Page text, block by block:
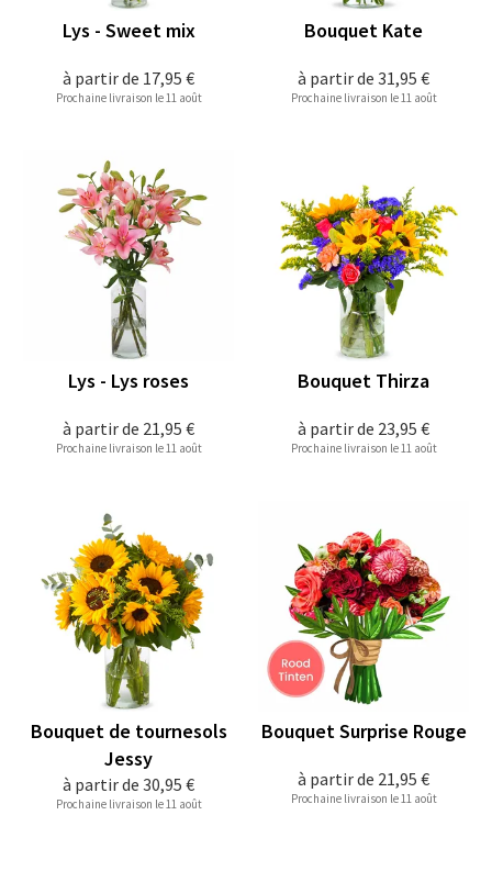
à partir de 17,95 €
Lys - Sweet mix
Prochaine livraison le 11 août
à partir de 31,95 €
Bouquet Kate
Prochaine livraison le 11 août
à partir de 21,95 €
Lys - Lys roses
Prochaine livraison le 11 août
à partir de 23,95 €
Bouquet Thirza
Prochaine livraison le 11 août
à partir de 30,95 €
Bouquet de tournesols
Jessy
Prochaine livraison le 11 août
à partir de 21,95 €
Bouquet Surprise Rouge
Prochaine livraison le 11 août